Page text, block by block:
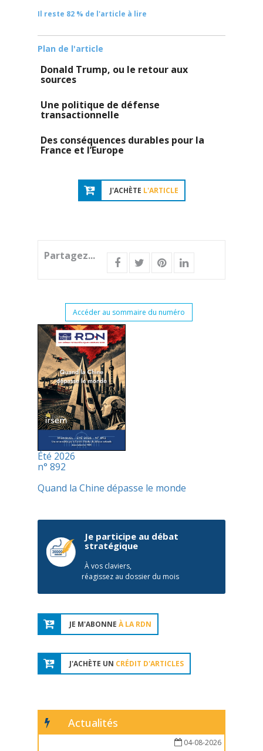
Il reste 82 % de l'article à lire
Plan de l'article
Donald Trump, ou le retour aux
sources
Une politique de défense
transactionnelle
Des conséquences durables pour la
France et l’Europe
J'ACHÈTE L'ARTICLE
Partagez...
Accéder au sommaire du numéro
Été 2026
n° 892
Quand la Chine dépasse le monde
Je participe au débat
stratégique
À vos claviers,
réagissez au dossier du mois
JE M'ABONNE À LA RDN
J'ACHÈTE UN CRÉDIT D'ARTICLES
Actualités
04-08-2026